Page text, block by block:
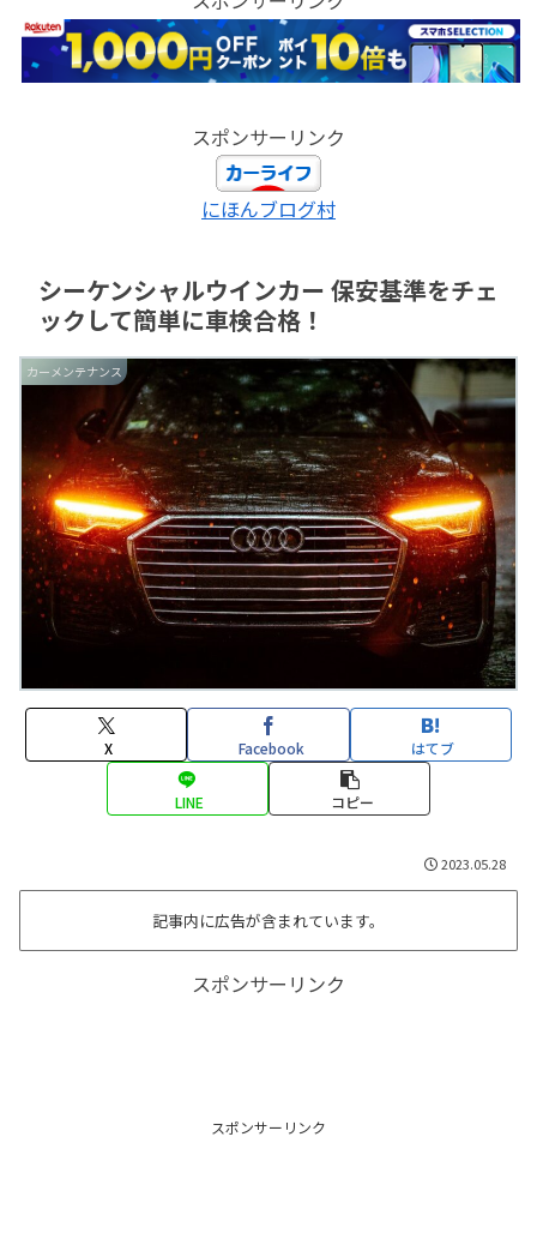
スポンサーリンク
にほんブログ村
シーケンシャルウインカー 保安基準をチェ
ックして簡単に車検合格！
カーメンテナンス
X Facebook はてブ
LINE コピー
2023.05.28
記事内に広告が含まれています。
スポンサーリンク
スポンサーリンク